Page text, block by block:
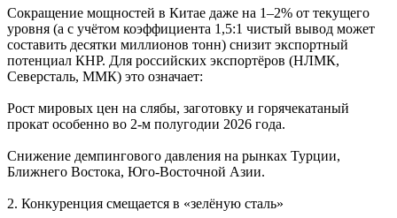
Сокращение мощностей в Китае даже на 1–2% от текущего
уровня (а с учётом коэффициента 1,5:1 чистый вывод может
составить десятки миллионов тонн) снизит экспортный
потенциал КНР. Для российских экспортёров (НЛМК,
Северсталь, ММК) это означает:
Рост мировых цен на слябы, заготовку и горячекатаный
прокат особенно во 2-м полугодии 2026 года.
Снижение демпингового давления на рынках Турции,
Ближнего Востока, Юго-Восточной Азии.
2. Конкуренция смещается в «зелёную сталь»